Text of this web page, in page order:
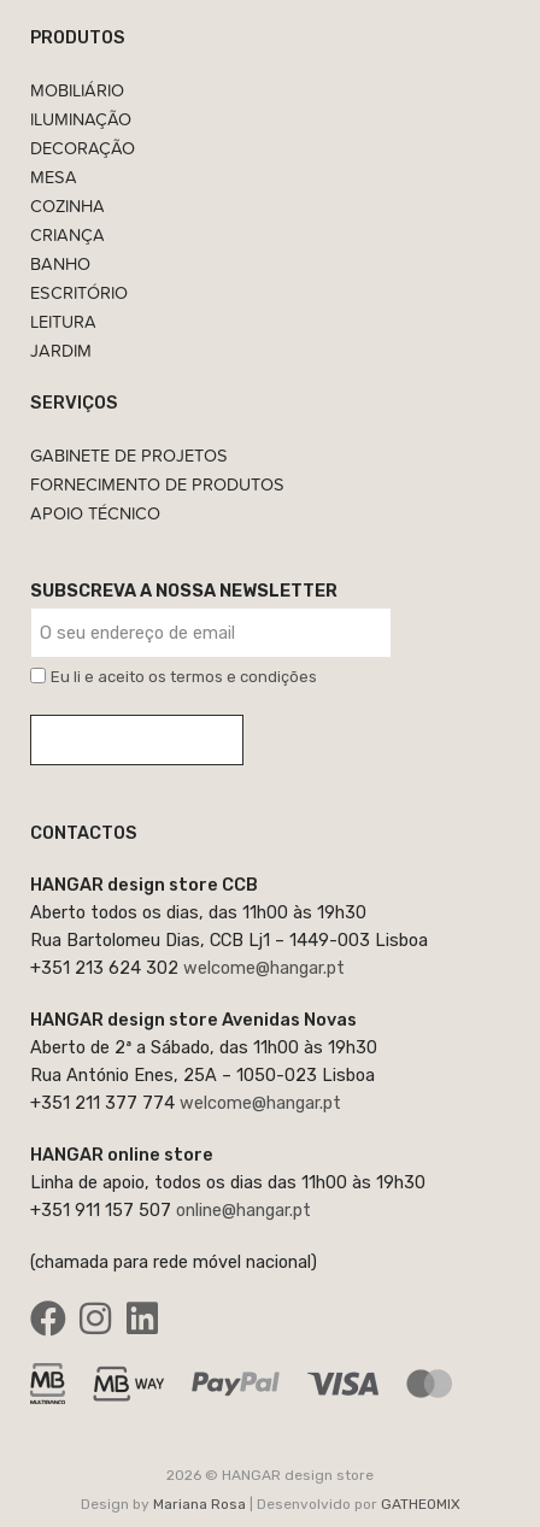
PRODUTOS
MOBILIÁRIO
ILUMINAÇÃO
DECORAÇÃO
MESA
COZINHA
CRIANÇA
BANHO
ESCRITÓRIO
LEITURA
JARDIM
SERVIÇOS
GABINETE DE PROJETOS
FORNECIMENTO DE PRODUTOS
APOIO TÉCNICO
SUBSCREVA A NOSSA NEWSLETTER
Eu li e aceito os termos e condições
CONTACTOS
HANGAR design store CCB
Aberto todos os dias, das 11h00 às 19h30
Rua Bartolomeu Dias, CCB Lj1 – 1449-003 Lisboa
+351 213 624 302 welcome@hangar.pt
HANGAR design store Avenidas Novas
Aberto de 2ª a Sábado, das 11h00 às 19h30
Rua António Enes, 25A – 1050-023 Lisboa
+351 211 377 774 welcome@hangar.pt
HANGAR online store
Linha de apoio, todos os dias das 11h00 às 19h30
+351 911 157 507 online@hangar.pt
(chamada para rede móvel nacional)
2026 © HANGAR design store
Design by Mariana Rosa | Desenvolvido por GATHEOMIX